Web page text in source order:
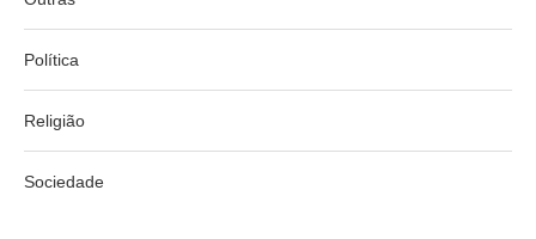
Política
Religião
Sociedade